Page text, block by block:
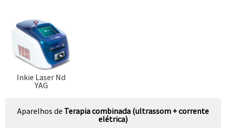
Inkie Laser Nd
YAG
Aparelhos de Terapia combinada (ultrassom + corrente
elétrica)